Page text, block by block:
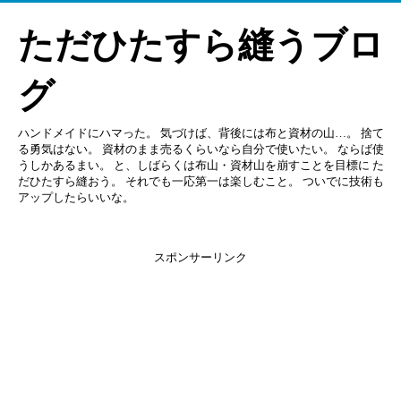
ただひたすら縫うブロ
グ
ハンドメイドにハマった。 気づけば、背後には布と資材の山…。 捨て
る勇気はない。 資材のまま売るくらいなら自分で使いたい。 ならば使
うしかあるまい。 と、しばらくは布山・資材山を崩すことを目標に た
だひたすら縫おう。 それでも一応第一は楽しむこと。 ついでに技術も
アップしたらいいな。
スポンサーリンク